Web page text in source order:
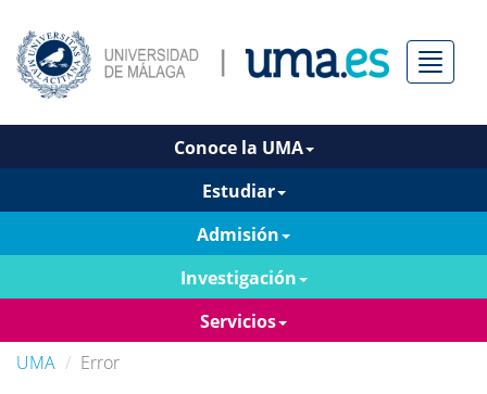
Menú
Conoce la UMA
Estudiar
Admisión
Investigación
Servicios
UMA
Error